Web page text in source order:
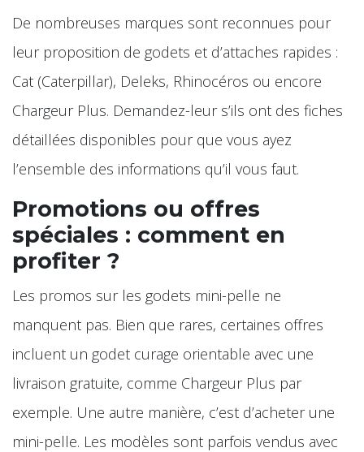
De nombreuses marques sont reconnues pour
leur proposition de godets et d’attaches rapides :
Cat (Caterpillar), Deleks, Rhinocéros ou encore
Chargeur Plus. Demandez-leur s’ils ont des fiches
détaillées disponibles pour que vous ayez
l’ensemble des informations qu’il vous faut.
Promotions ou offres
spéciales : comment en
profiter ?
Les promos sur les godets mini-pelle ne
manquent pas. Bien que rares, certaines offres
incluent un godet curage orientable avec une
livraison gratuite, comme Chargeur Plus par
exemple. Une autre manière, c’est d’acheter une
mini-pelle. Les modèles sont parfois vendus avec